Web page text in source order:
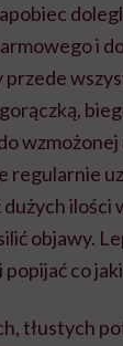
i
przede
regularnie
ilości
objawy.
co
tłustych